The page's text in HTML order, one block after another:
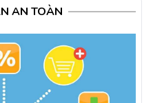
AN TOÀN